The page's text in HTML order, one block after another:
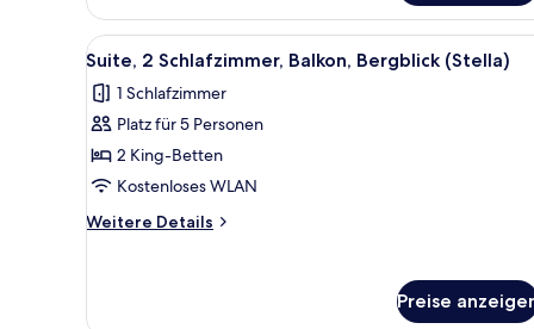
Doppelzimmer,
Terrasse,
Gartenblick
Alle
Fotos
für
Suite,
2 Schlafzimmer,
Balkon,
Bergblick
(Stella)
Ein modernes Hotelzimmer
8
Suite, 2 Schlafzimmer, Balkon, Bergblick (Stella)
1 Schlafzimmer
Platz für 5 Personen
2 King-Betten
Kostenloses WLAN
Weitere Details
Weitere
Preise